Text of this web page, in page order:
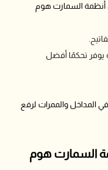
أنظمة السمارت هوم
يوفر تحكمًا أفضل
المداخل والممرات لرفع
السمارت هوم